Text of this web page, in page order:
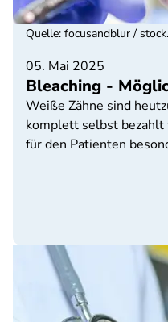
05. Mai 2025
Bleaching -
Weiße Zähne sind
komplett selbst bezahlt
für den Patienten
Quelle: focusandblur /